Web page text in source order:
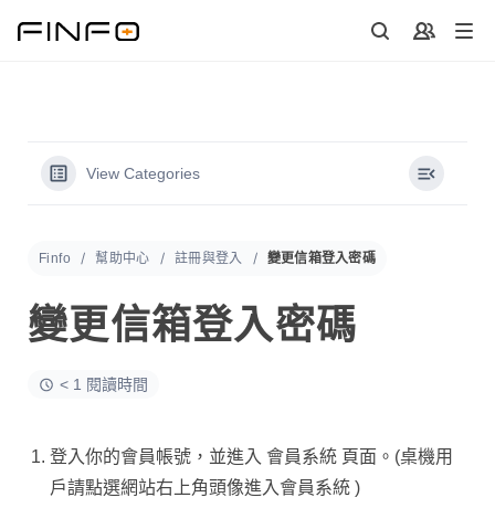
View Categories
Finfo 幫助中心 註冊與登入 變更信箱登入密碼
變更信箱登入密碼
< 1 閱讀時間
登入你的會員帳號，並進入 會員系統 頁面。(桌機用
戶請點選網站右上角頭像進入 會員系統 )